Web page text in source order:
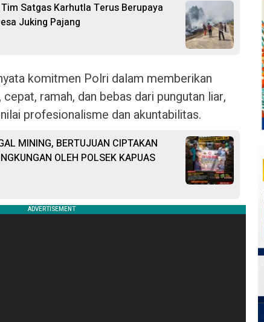
Satgas Karhutla Terus Berupaya
Juking Pajang
komitmen Polri dalam memberikan
ramah, dan bebas dari pungutan liar,
profesionalisme dan akuntabilitas.
MINING, BERTUJUAN CIPTAKAN
OLEH POLSEK KAPUAS